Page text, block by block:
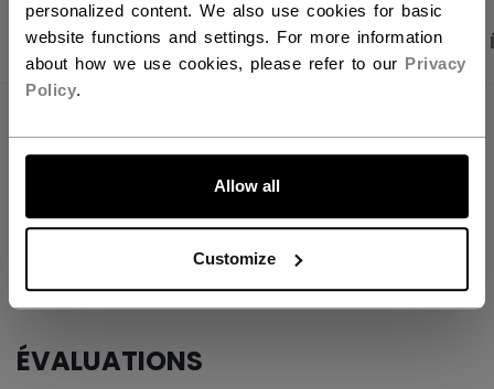
personalized content. We also use cookies for basic
website functions and settings. For more information
about how we use cookies, please refer to our Privacy
Policy.
Allow all
Customize
ALLONS-Y !
PHOTOS DU PRODUIT CARACTÉRISTIQUES
CARACTÉRISTIQUES
B520W37-NA
GROUPE D'ÂGE
N/A
PBA
ÉVALUATIONS